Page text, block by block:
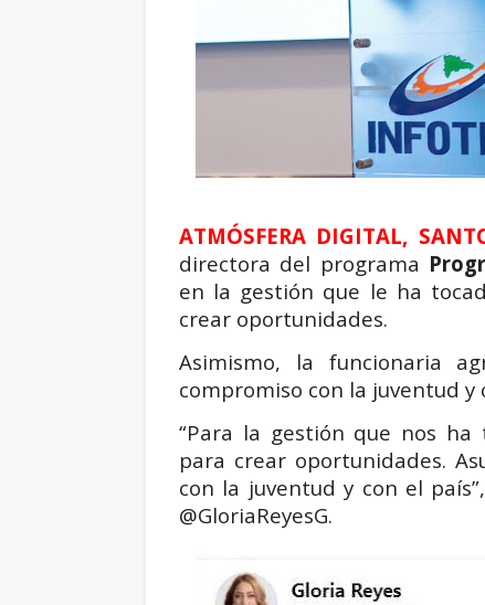
ATMÓSFERA DIGITAL,
directora del programa
en la gestión que le ha
crear oportunidades.
Asimismo, la funcionaria
compromiso con la juventud y
“Para la gestión que nos
para crear oportunidades.
con la juventud y con el
@GloriaReyesG.